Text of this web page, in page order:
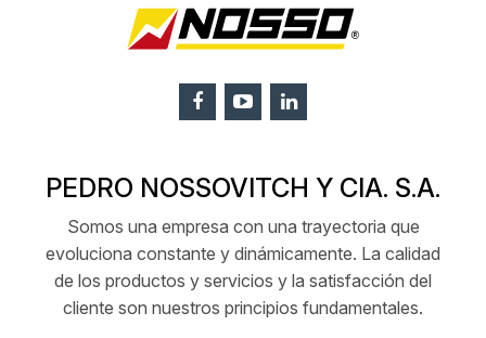
PEDRO NOSSOVITCH Y CIA. S.A.
Somos una empresa con una trayectoria que
evoluciona constante y dinámicamente. La calidad
de los productos y servicios y la satisfacción del
cliente son nuestros principios fundamentales.